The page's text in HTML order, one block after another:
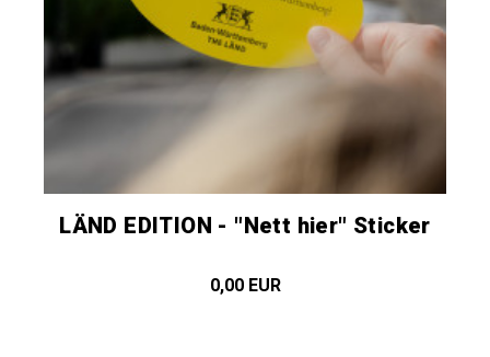
LÄND EDITION - "Nett hier" Sticker
0,00 EUR